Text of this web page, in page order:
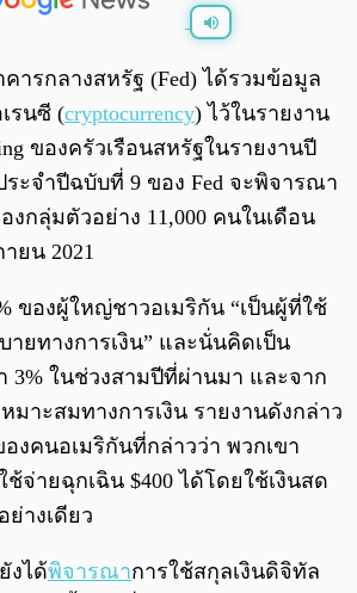
0:00 /0:00
ารกลางสหรัฐ (Fed) ได้รวมข้อมูล
รนซี (cryptocurrency) ไว้ในรายงาน
ของครัวเรือนสหรัฐในรายงานปี
ระจำปีฉบับที่ 9 ของ Fed จะพิจารณา
งกลุ่มตัวอย่าง 11,000 คนในเดือน
ยน 2021
ของผู้ใหญ่ชาวอเมริกัน “เป็นผู้ที่ใช้
ายทางการเงิน” และนั่นคิดเป็น
3% ในช่วงสามปีที่ผ่านมา และจาก
มาะสมทางการเงิน รายงานดังกล่าว
องคนอเมริกันที่กล่าวว่า พวกเขา
จ่ายฉุกเฉิน $400 ได้โดยใช้เงินสด
ย่างเดียว
งได้พิจารณาการใช้สกุลเงินดิจิทัล